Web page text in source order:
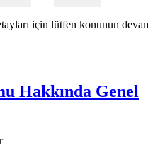
için lütfen konunun
Hakkında Genel